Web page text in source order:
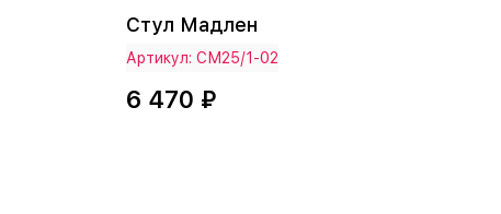
Стул Мадлен
Артикул: СМ25/1-02
6 470 ₽